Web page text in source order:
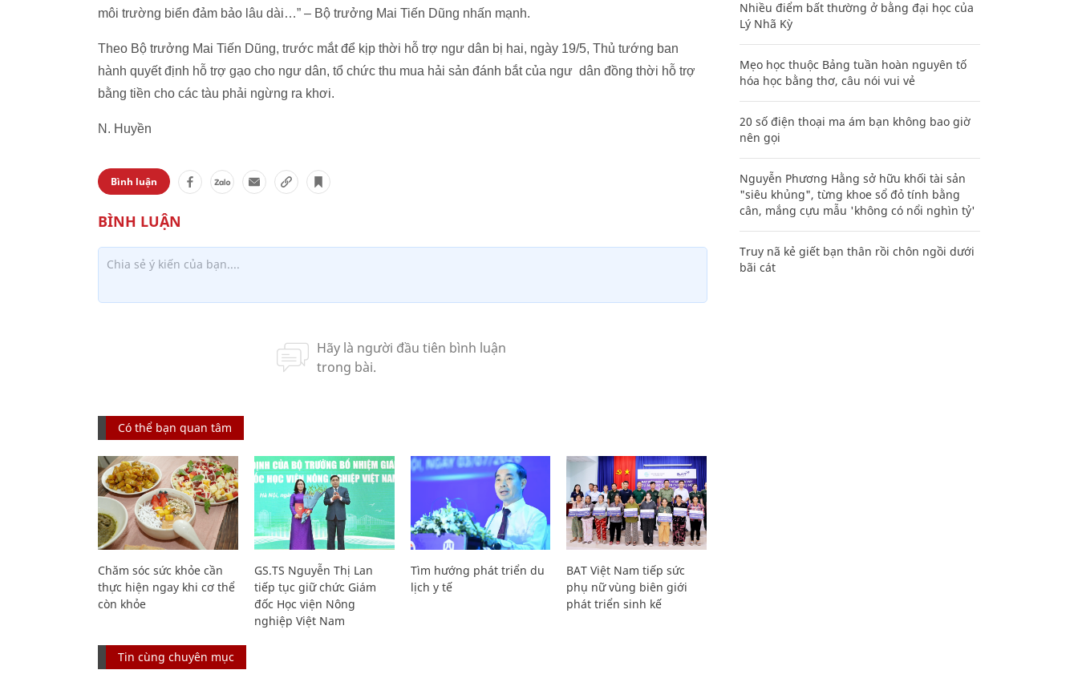
môi trường biển đảm bảo lâu dài…” – Bộ trưởng Mai Tiến Dũng nhấn mạnh.
Theo Bộ trưởng Mai Tiến Dũng, trước mắt để kịp thời hỗ trợ ngư dân bị hai, ngày 19/5, Thủ tướng ban
hành quyết định hỗ trợ gạo cho ngư dân, tổ chức thu mua hải sản đánh bắt của ngư dân đồng thời hỗ trợ
bằng tiền cho các tàu phải ngừng ra khơi.
N. Huyền
Bình luận
Có thể bạn quan tâm
Chăm sóc sức khỏe cần
thực hiện ngay khi cơ thể
còn khỏe
GS.TS Nguyễn Thị Lan
tiếp tục giữ chức Giám
đốc Học viện Nông
nghiệp Việt Nam
Tìm hướng phát triển du
lịch y tế
BAT Việt Nam tiếp sức
phụ nữ vùng biên giới
phát triển sinh kế
Tin cùng chuyên mục
Nhiều điểm bất thường ở bằng đại học của
Lý Nhã Kỳ
Mẹo học thuộc Bảng tuần hoàn nguyên tố
hóa học bằng thơ, câu nói vui vẻ
20 số điện thoại ma ám bạn không bao giờ
nên gọi
Nguyễn Phương Hằng sở hữu khối tài sản
"siêu khủng", từng khoe sổ đỏ tính bằng
cân, mắng cựu mẫu 'không có nổi nghìn tỷ'
Truy nã kẻ giết bạn thân rồi chôn ngồi dưới
bãi cát